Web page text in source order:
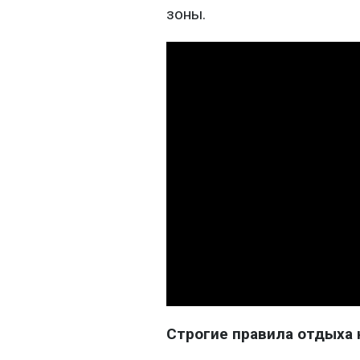
зоны.
Строгие правила отдыха